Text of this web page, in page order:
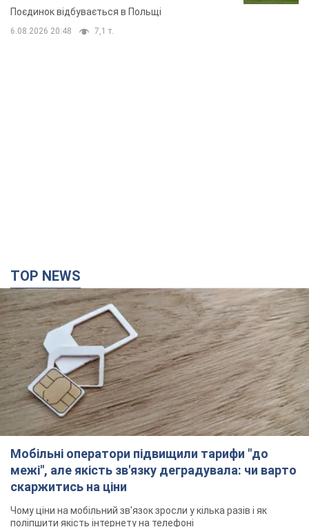
Поєдинок відбувається в Польщі
6.08.2026 20:48 7,1 т.
TOP NEWS
Мобільні оператори підвищили тарифи "до
межі", але якість зв'язку деградувала: чи варто
скаржитись на ціни
Чому ціни на мобільний зв'язок зросли у кілька разів і як
поліпшити якість інтернету на телефоні